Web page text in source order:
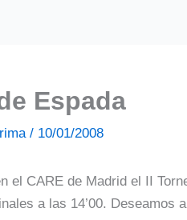
Espada
/ 10/01/2008
el CARE de Madrid el II
a las 14’00. Deseamos